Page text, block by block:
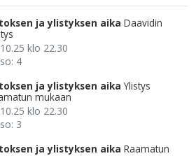
ja ylistyksen aika Daavidin
klo 22.30
4
ja ylistyksen aika Ylistys
mukaan
klo 22.30
3
ja ylistyksen aika Raamatun